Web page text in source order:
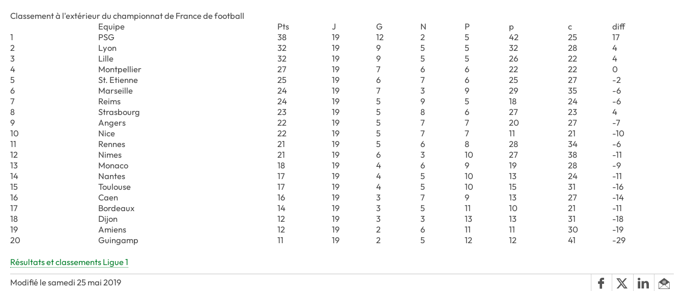
Classement à l'extérieur du championnat de France de football
Equipe
Pts J G N P p c
diff
1
PSG 38 19 12 2 5 42 25
17
2
Lyon 32 19 9 5 5 32 28
4
3
Lille 32 19 9 5 5 26 22
4
4
Montpellier 27 19 7 6 6 22 22
0
5
St. Etienne 25 19 6 7 6 25 27
-2
6
Marseille 24 19 7 3 9 29 35
-6
7
Reims 24 19 5 9 5 18 24
-6
8
Strasbourg 23 19 5 8 6 27 23
4
9
Angers 22 19 5 7 7 20 27
-7
10
Nice 22 19 5 7 7 11 21
-10
11
Rennes 21 19 5 6 8 28 34
-6
12
Nimes 21 19 6 3 10 27 38
-11
13
Monaco 18 19 4 6 9 19 28
-9
14
Nantes 17 19 4 5 10 13 24
-11
15
Toulouse 17 19 4 5 10 15 31
-16
16
Caen 16 19 3 7 9 13 27
-14
17
Bordeaux 14 19 3 5 11 10 21
-11
18
Dijon 12 19 3 3 13 13 31
-18
19
Amiens 12 19 2 6 11 11 30
-19
20
Guingamp 11 19 2 5 12 12 41 -29
Résultats et classements Ligue 1
Modifié le samedi 25 mai 2019